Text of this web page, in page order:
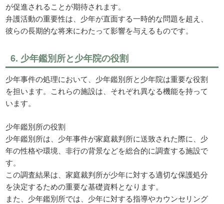
が促進されることが期待されます。
弁護活動の重要性は、少年が直面する一時的な問題を超え、
彼らの長期的な将来にわたって影響を与えるものです。
6. 少年鑑別所と少年院の役割
少年事件の処理において、少年鑑別所と少年院は重要な役割
を担います。これらの施設は、それぞれ異なる機能を持って
います。
少年鑑別所の役割
少年鑑別所は、少年事件が家庭裁判所に送致された際に、少
年の性格や環境、非行の背景などを総合的に調査する施設で
す。
この調査結果は、家庭裁判所が少年に対する適切な保護処分
を決定するための重要な基礎資料となります。
また、少年鑑別所では、少年に対する指導やカウンセリング